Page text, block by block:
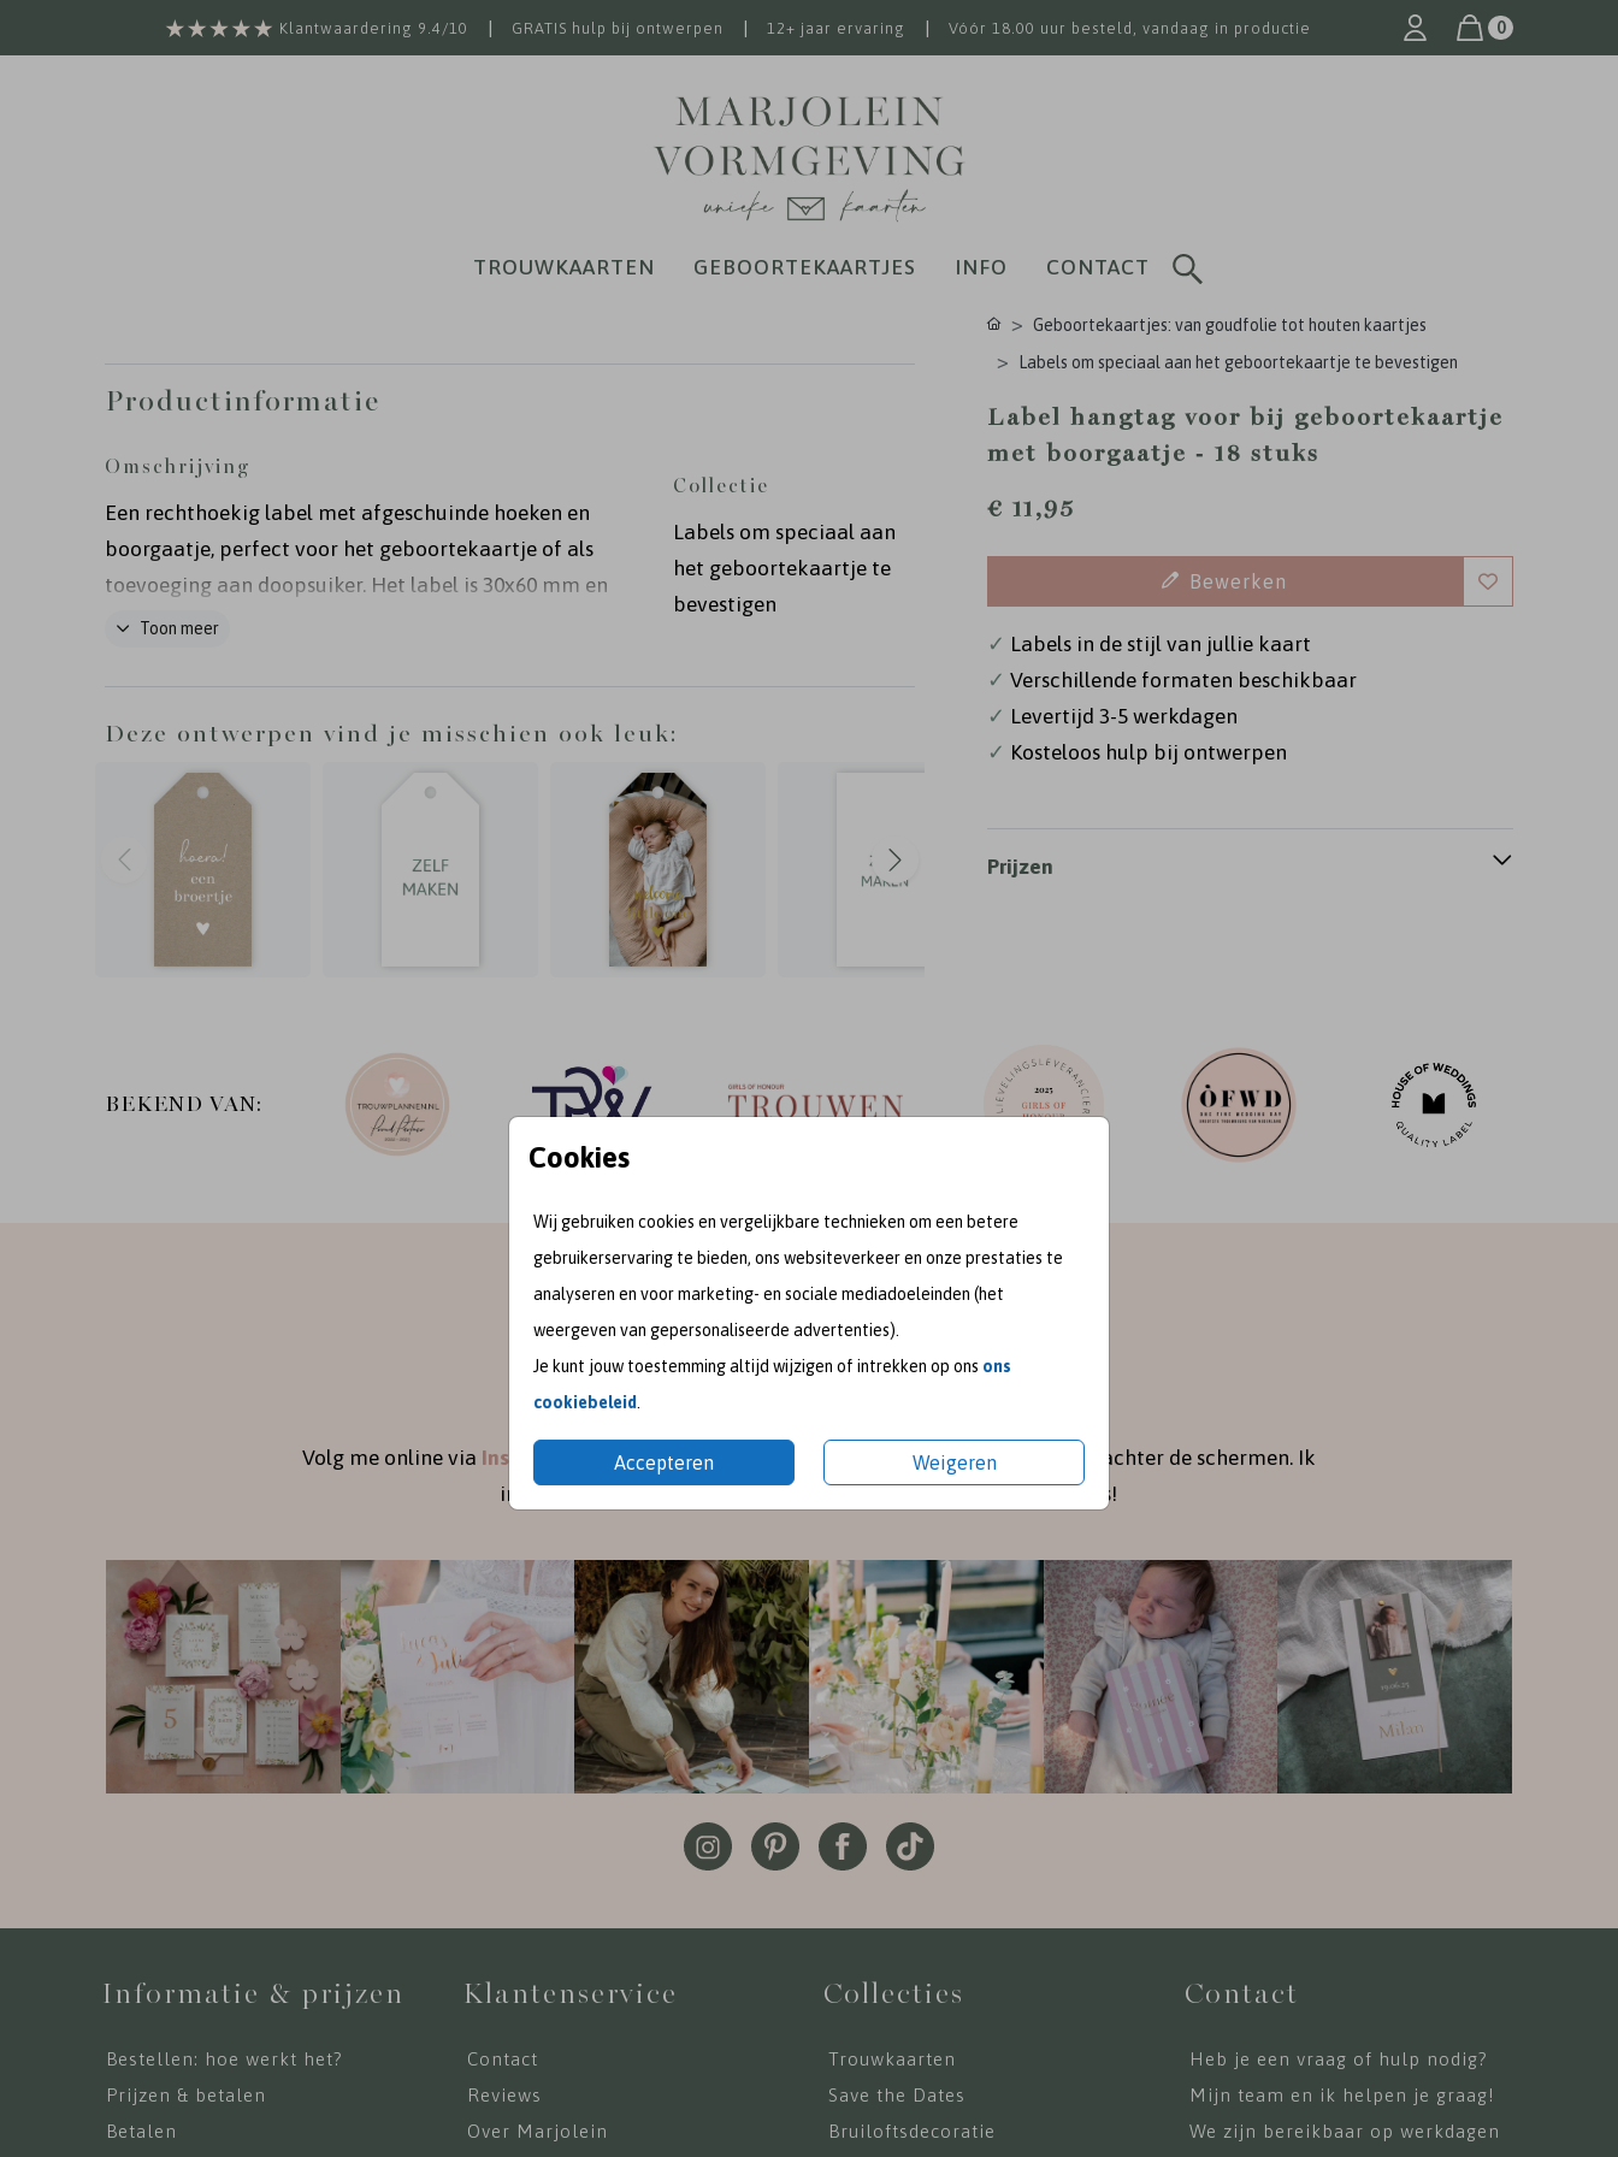
Klantwaardering 9.4/10 GRATIS hulp bij ontwerpen 12+ jaar ervaring Vóór 18.00 uur besteld, vandaag in productie 0
TROUWKAARTEN GEBOORTEKAARTJES INFO CONTACT
Cookies
Wij gebruiken cookies en vergelijkbare technieken om een betere
gebruikerservaring te bieden, ons websiteverkeer en onze prestaties te
analyseren en voor marketing- en sociale mediadoeleinden (het
weergeven van gepersonaliseerde advertenties).
Je kunt jouw toestemming altijd wijzigen of intrekken op ons ons
cookiebeleid
Accepteren Weigeren
Productinformatie
Omschrijving
Een rechthoekig label met afgeschuinde hoeken en
boorgaatje, perfect voor het geboortekaartje of als
toevoeging aan doopsuiker. Het label is 30x60 mm en
volledig aan te passen in de kleuren en stijl van jullie
Toon meer
Collectie
Labels om speciaal aan
het geboortekaartje te
bevestigen
Deze ontwerpen vind je misschien ook leuk:
Geboortekaartjes: van goudfolie tot houten kaartjes
Labels om speciaal aan het geboortekaartje te bevestigen
Label hangtag voor bij geboortekaartje
met boorgaatje - 18 stuks
€ 11,95
Bewerken
✓ Labels in de stijl van jullie kaart
✓ Verschillende formaten beschikbaar
✓ Levertijd 3-5 werkdagen
✓ Kosteloos hulp bij ontwerpen
Prijzen
BEKEND VAN:
meet me on
SOCIAL MEDIA
Volg me online via Instagram Pinterestvoor de nieuwste ontwerpen en een kijkje achter de schermen. Ik
inspireer je graag met mooie trouwkaarten en geboortekaartjes!
Informatie & prijzen
Bestellen: hoe werkt het?
Prijzen & betalen
Betalen
Klantenservice
Contact
Reviews
Over Marjolein
Collecties
Trouwkaarten
Save the Dates
Bruiloftsdecoratie
Contact
Heb je een vraag of hulp nodig?
Mijn team en ik helpen je graag!
We zijn bereikbaar op werkdagen